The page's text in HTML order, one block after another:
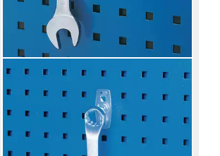
GEDORE
Werkzeugkoffer 1500 H 0
Werkzeughaken gerader Dorn Ø 4
16,76 €
lieferbar - in 4-5 Werktagen bei dir